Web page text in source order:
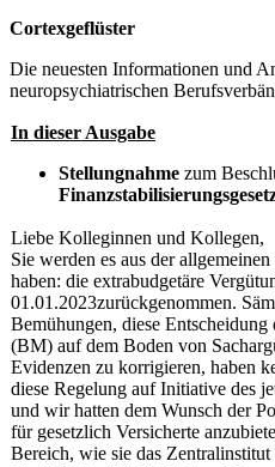
Cortexgeflüster
Die neuesten Informationen und
neuropsychiatrischen
In dieser Ausgabe
Stellungnahme zum
Liebe Kolleginnen und Kollegen,
Sie werden es aus der
haben: die extrabudgetäre
01.01.2023zurückgenommen.
Bemühungen, diese Entscheidung
(BM) auf dem Boden von
Evidenzen zu korrigieren, haben
diese Regelung auf Initiative des
und wir hatten dem Wunsch der
für gesetzlich Versicherte
Bereich, wie sie das